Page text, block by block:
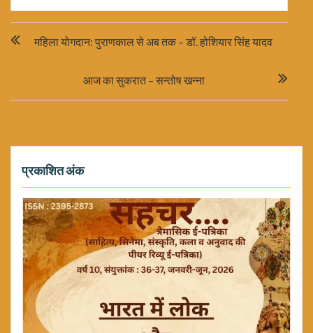
navigation
महिला योगदान: पुराणकाल से अब तक – डॉ. होशियार सिंह यादव
आज का सुकरात – सन्तोष खन्ना
प्रकाशित अंक